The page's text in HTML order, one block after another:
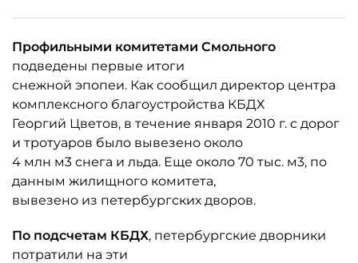
Профильными комитетами Смольного
подведены первые итоги
снежной эпопеи. Как сообщил директор центра
комплексного благоустройства КБДХ
Георгий Цветов, в течение января 2010 г. с дорог
и тротуаров было вывезено около
4 млн м3 снега и льда. Еще около 70 тыс. м3, по
данным жилищного комитета,
вывезено из петербургских дворов.
По подсчетам КБДХ, петербургские дворники
потратили на эти